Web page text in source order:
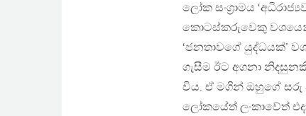
ලෝක සංග‍්‍රාමය
කොටස්කරුවෙකු වශයෙන්
‘ජනතාවගේ යුද්ධයක්’
ගැසීම ඊට අගනා
විය. ඒ මගින් ඔහුගේ සරු
ලෝකයේත් ලංකාවේත්